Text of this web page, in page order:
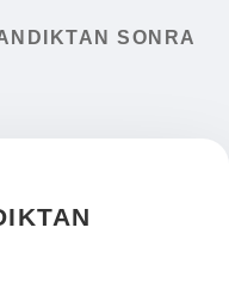
SONRA